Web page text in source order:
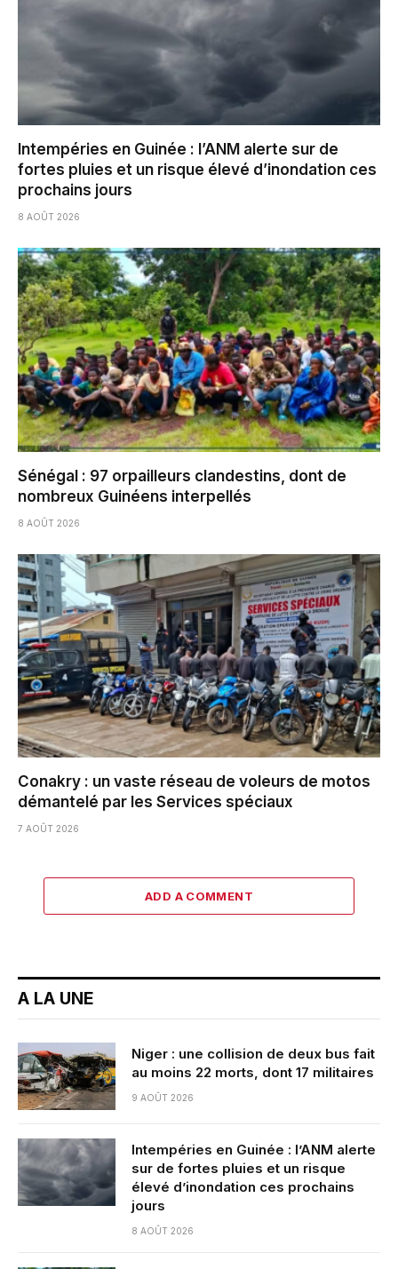
Intempéries en Guinée : l’ANM alerte sur de
fortes pluies et un risque élevé d’inondation ces
prochains jours
8 AOÛT 2026
Sénégal : 97 orpailleurs clandestins, dont de
nombreux Guinéens interpellés
8 AOÛT 2026
Conakry : un vaste réseau de voleurs de motos
démantelé par les Services spéciaux
7 AOÛT 2026
ADD A COMMENT
A LA UNE
Niger : une collision de deux bus fait
au moins 22 morts, dont 17 militaires
9 AOÛT 2026
Intempéries en Guinée : l’ANM alerte
sur de fortes pluies et un risque
élevé d’inondation ces prochains
jours
8 AOÛT 2026